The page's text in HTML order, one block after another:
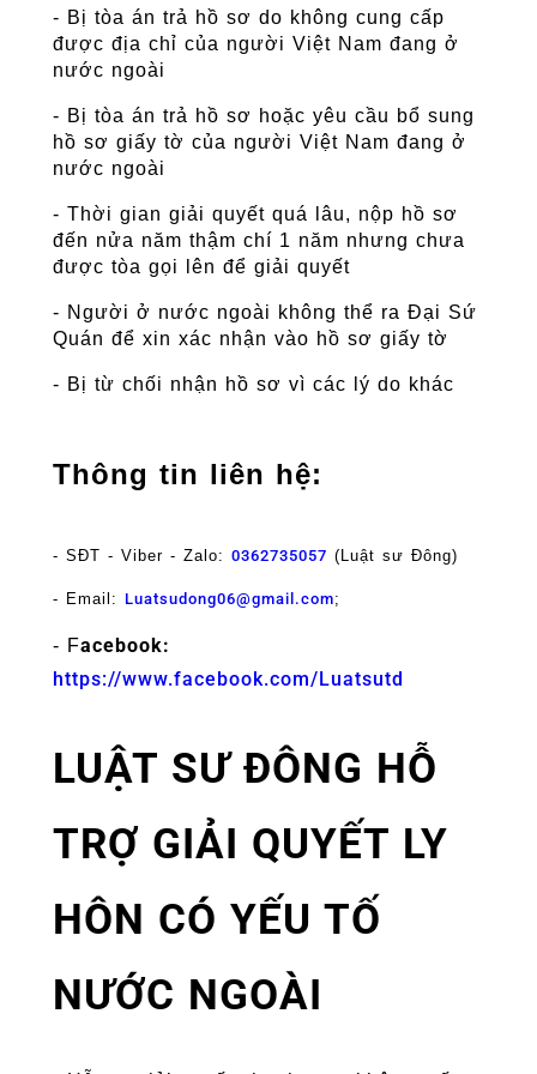
- Bị tòa án trả hồ sơ do không cung cấp
được địa chỉ của người Việt Nam đang ở
nước ngoài
- Bị tòa án trả hồ sơ hoặc yêu cầu bổ sung
hồ sơ giấy tờ của người Việt Nam đang ở
nước ngoài
- Thời gian giải quyết quá lâu, nộp hồ sơ
đến nửa năm thậm chí 1 năm nhưng chưa
được tòa gọi lên để giải quyết
- Người ở nước ngoài không thể ra Đại Sứ
Quán để xin xác nhận vào hồ sơ giấy tờ
- Bị từ chối nhận hồ sơ vì các lý do khác
Thông tin liên hệ:
- SĐT - Viber- Zalo: 0362735057 (Luật sư Đông)
- Email: Luatsudong06@gmail.com;
- Facebook:
https://www.facebook.com/Luatsutd
LUẬT SƯ ĐÔNG HỖ
TRỢ GIẢI QUYẾT LY
HÔN CÓ YẾU TỐ
NƯỚC NGOÀI